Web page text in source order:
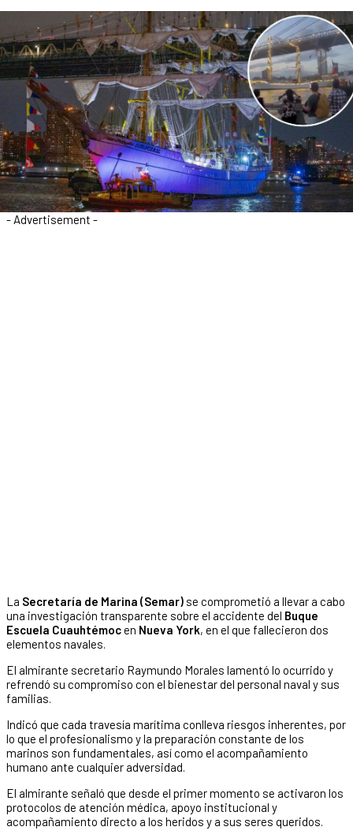
- Advertisement -
La Secretaría de Marina (Semar) se comprometió a llevar a cabo
una investigación transparente sobre el accidente del Buque
Escuela Cuauhtémocen Nueva York, en el que fallecieron dos
elementos navales.
El almirante secretario Raymundo Morales lamentó lo ocurrido y
refrendó su compromiso con el bienestar del personal naval y sus
familias.
Indicó que cada travesía marítima conlleva riesgos inherentes, por
lo que el profesionalismo y la preparación constante de los
marinos son fundamentales, así como el acompañamiento
humano ante cualquier adversidad.
El almirante señaló que desde el primer momento se activaron los
protocolos de atención médica, apoyo institucional y
acompañamiento directo a los heridos y a sus seres queridos.